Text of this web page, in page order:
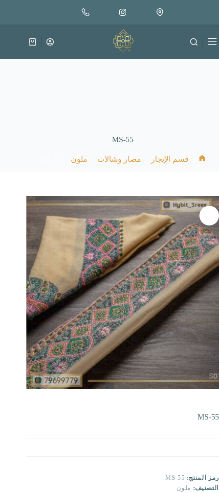
عربة
MS-55
قسم الإيجار مصار وشالات ملون
MS-55
رمز المنتج: MS-55
التصنيف: ملون